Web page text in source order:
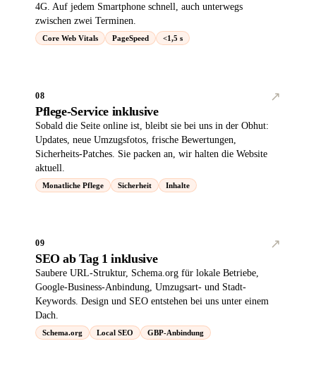
4G. Auf jedem Smartphone schnell, auch unterwegs
zwischen zwei Terminen.
Core Web Vitals PageSpeed <1,5 s
08
↗︎
Pflege-Service inklusive
Sobald die Seite online ist, bleibt sie bei uns in der Obhut:
Updates, neue Umzugsfotos, frische Bewertungen,
Sicherheits-Patches. Sie packen an, wir halten die Website
aktuell.
Monatliche Pflege Sicherheit Inhalte
09
↗︎
SEO ab Tag 1 inklusive
Saubere URL-Struktur, Schema.org für lokale Betriebe,
Google-Business-Anbindung, Umzugsart- und Stadt-
Keywords. Design und SEO entstehen bei uns unter einem
Dach.
Schema.org Local SEO GBP-Anbindung